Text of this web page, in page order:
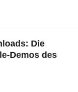
Die
Demos des